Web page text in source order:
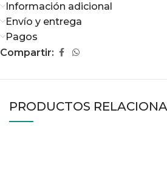
Información adicional
Envío y entrega
Pagos
Compartir:
PRODUCTOS